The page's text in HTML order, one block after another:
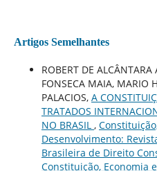
Artigos Semelhantes
ROBERT DE ALCÂNTARA
FONSECA MAIA, MARIO
PALACIOS, A
TRATADOS
NO BRASIL ,
Desenvolvimento:
Brasileira de Direito
Constituição, Economia